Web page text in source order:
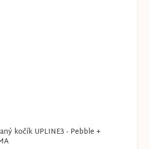
kočík UPLINE3 - Pebble +